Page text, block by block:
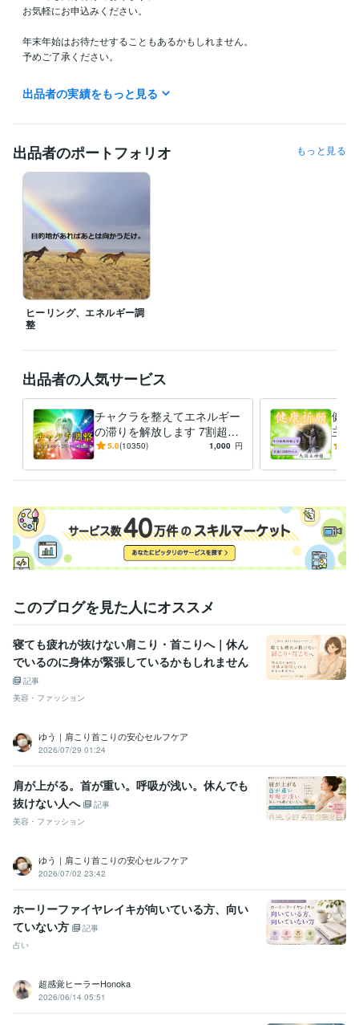
お気軽にお申込みください。
年末年始はお待たせすることもあるかもしれません。
予めご了承ください。
【電話相談について】
何時〜可能ですか？とお気軽にメッセージください。
経験職種
ライフスタイル・その他 / 占い師
職歴
Prema of House
受賞歴
引き寄せの法則を生活に活用する簡単な方法
資格・検定
上級心理カウンセラー 取得年 : 2011年
メンタル心理カウンセラー
得意分野
ップご祈願
スピリチュアル 占い ヒーリング ご祈祷 チャクラ
運気アップ
天使
神様 波動整体 除霊
占い 波動整体でエネルギーの歪みを修正します
波動 波動整体 言霊 ヒーリング 歪み 病気
エネルギー
身体
体
出品者の実績をもっと見る
出品者のポートフォリオ もっと見る
ヒーリング、エネルギー調
整
出品者の人気サービス
チャクラを整えてエネルギー
の滞りを解放します 7割超リ
ピート！人生を変えたい人の
5.0(10350) 1,000 円
健康
主神
長寿
族に
このブログを見た人にオススメ
寝ても疲れが抜けない肩こり・首こりへ｜休ん
でいるのに身体が緊張しているかもしれません
記事
美容・ファッション
ゆう｜肩こり首こりの安心セルフケア
2026/07/29 01:24
肩が上がる。首が重い。呼吸が浅い。休んでも
抜けない人へ
記事
美容・ファッション
ゆう｜肩こり首こりの安心セルフケア
2026/07/02 23:42
ホーリーファイヤレイキが向いている方、向い
ていない方
記事
占い
超感覚ヒーラーHonoka
2026/06/14 05:51